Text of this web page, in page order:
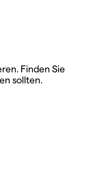
Finden Sie
sollten.